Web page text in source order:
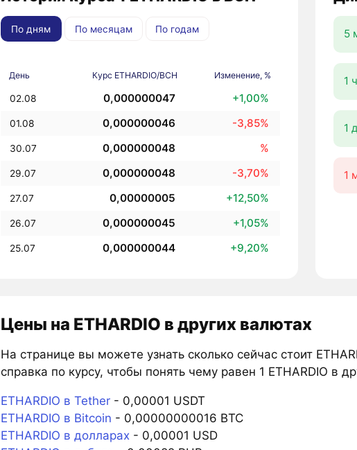
По дням По месяцам По годам
День Курс ETHARDIO/BCH Изменение, %
02.08 0,000000047 +1,00%
01.08 0,000000046 -3,85%
30.07 0,000000048 %
29.07 0,000000048 -3,70%
27.07 0,00000005 +12,50%
26.07 0,000000045 +1,05%
25.07 0,000000044 +9,20%
5
1
1
1
Цены на ETHARDIO в других валютах
На странице вы можете узнать сколько сейчас стоит
справка по курсу, чтобы понять чему равен 1 ETHARDIO в
ETHARDIO в Tether- 0,00001 USDT
ETHARDIO в Bitcoin - 0,00000000016 BTC
ETHARDIO в долларах- 0,00001 USD